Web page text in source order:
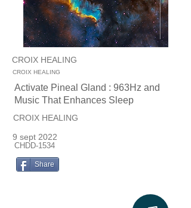
CROIX HEALING
CROIX HEALING
Activate Pineal Gland : 963Hz and
Music That Enhances Sleep
CROIX HEALING
9 sept 2022
CHDD-1534
Share